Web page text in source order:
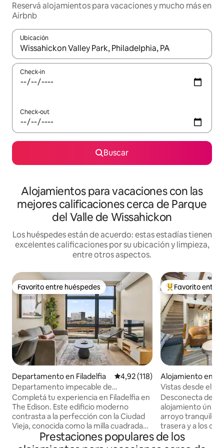
Reservá alojamientos para vacaciones y mucho más en
Airbnb
Ubicación
Cuando los resultados estén disponibles, navegá con las
Check-in
Check-out
Buscar
Alojamientos para vacaciones con las
mejores calificaciones cerca de Parque
del Valle de Wissahickon
Los huéspedes están de acuerdo: estas estadías tienen
excelentes calificaciones por su ubicación y limpieza,
entre otros aspectos.
Favorito entre huéspedes
Favorito entre huéspedes
Departamento en Filadelfia Calificación promedio: 4,92 de
4,92 (118)
Departamento impecable de
1 habitación con terraza en la
azotea|Centro histórico|Vista premium
Completá tu experiencia en Filadelfia en
The Edison. Este edificio moderno
contrasta a la perfección con la Ciudad
Vieja, conocida como la milla cuadrada
más histórica del país. ¡Caminá hasta los
mejores restaurantes, las tiendas, el
Favorito entre
Favorito entre
Alojamiento en
ken
Vistas desde el
Conshohocken
Desconecta de la
alojamiento
arroyo tranquilo
trasera y a los
allí. Esta casa
capacidad para 6
Prestaciones populares de los